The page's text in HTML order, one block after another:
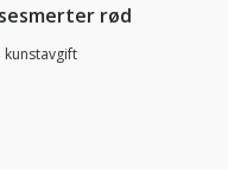
rød
kunstavgift